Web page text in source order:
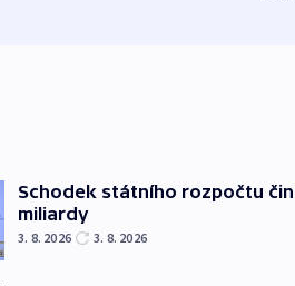
Schodek státního rozpočtu
miliardy
3. 8. 2026 3. 8. 2026